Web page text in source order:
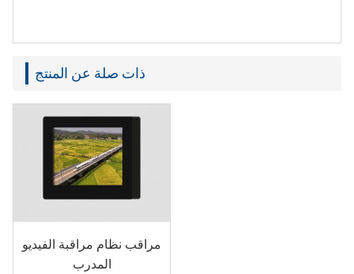
ذات صلة عن المنتج
مراقب نظام مراقبة الفيديو
المدرب